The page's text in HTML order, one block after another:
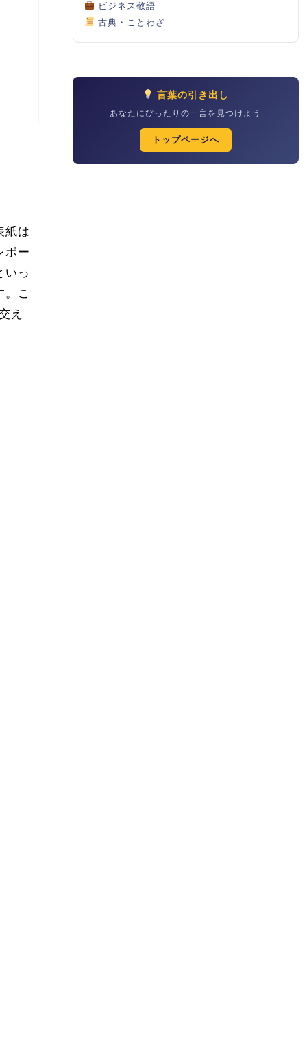
紙は
ポー
いっ
。こ
え
ビジネス敬語
古典・ことわざ
言葉の引き出し
あなたにぴったりの一言を見つけよう
トップページへ